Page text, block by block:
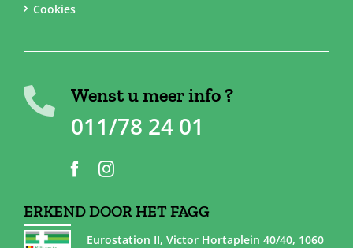
Cookies
Wenst u meer info ?
011/78 24 01
ERKEND DOOR HET FAGG
Eurostation II, Victor Hortaplein 40/40, 1060